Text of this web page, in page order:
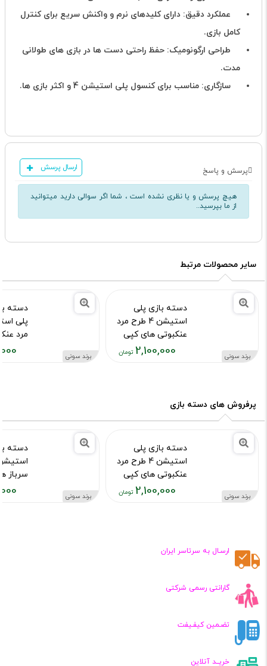
عملکرد دقیق: دارای کلیدهای نرم و واکنش سریع برای کنترل
کامل بازی.
طراحی ارگونومیک: حفظ راحتی دست ها در بازی های طولانی
مدت.
سازگاری: مناسب برای کنسول پلی استیشن 4 و اکثر بازی ها.
پرسش و پاسخ ارسال پرسش
هیچ پرسش و یا نظری نشده است ، شما اگر سوالی دارید میتوانید
از ما بپرسید..
سایر محصولات مرتبط
برند سونی
دسته بازی پلی
استیشن 4 طرح مرد
عنکبوتی های کپی
کد محصول :10015973
2,100,000 برند سونی
دسته
مرد
کد محصول
تومان
پرفروش های دسته بازی
برند سونی
دسته بازی پلی
استیشن 4 طرح مرد
عنکبوتی های کپی
کد محصول :10015973
2,100,000 برند سونی
دسته
سرباز
کد محصول
ارسـال به سرتاسر ایران
گارانتی رسمی شرکتی
تضـمین کیفـیفت
خریــد آنلاین